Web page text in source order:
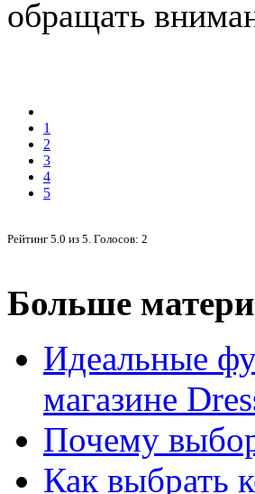
обращать
1
2
3
4
5
Рейтинг 5.0 из 5. Голосов: 2
Больше
Идеальные
магазине
Почему
Как выбрать